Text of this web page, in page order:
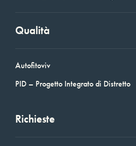
Qualità
Autofitoviv
PID – Progetto Integrato di Distretto
Richieste